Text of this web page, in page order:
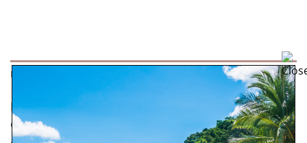
ΠΕΡΙΓΡΑΦΉ
Μπομπονιέρα μεταλλικό στεφανάκι με δετά
αποξηραμένα λουλούδια και βαμβακερή κορδέλα.